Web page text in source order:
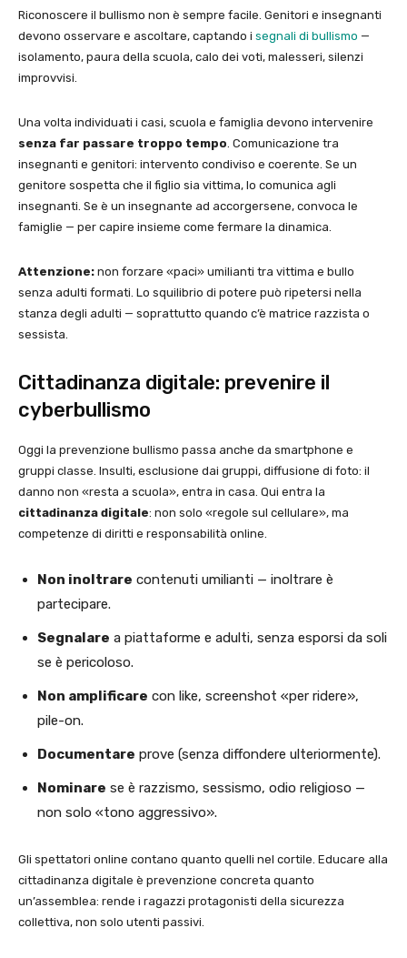
Riconoscere il bullismo non è sempre facile. Genitori e insegnanti
devono osservare e ascoltare, captando i segnali di bullismo —
isolamento, paura della scuola, calo dei voti, malesseri, silenzi
improvvisi.
Una volta individuati i casi, scuola e famiglia devono intervenire
senza far passare troppo tempo. Comunicazione tra
insegnanti e genitori: intervento condiviso e coerente. Se un
genitore sospetta che il figlio sia vittima, lo comunica agli
insegnanti. Se è un insegnante ad accorgersene, convoca le
famiglie — per capire insieme come fermare la dinamica.
Attenzione: non forzare «paci» umilianti tra vittima e bullo
senza adulti formati. Lo squilibrio di potere può ripetersi nella
stanza degli adulti — soprattutto quando c’è matrice razzista o
sessista.
Cittadinanza digitale: prevenire il
cyberbullismo
Oggi la prevenzione bullismo passa anche da smartphone e
gruppi classe. Insulti, esclusione dai gruppi, diffusione di foto: il
danno non «resta a scuola», entra in casa. Qui entra la
cittadinanza digitale: non solo «regole sul cellulare», ma
competenze di diritti e responsabilità online.
Non inoltrare contenuti umilianti — inoltrare è
partecipare.
Segnalare a piattaforme e adulti, senza esporsi da soli
se è pericoloso.
Non amplificare con like, screenshot «per ridere»,
pile-on.
Documentare prove (senza diffondere ulteriormente).
Nominare se è razzismo, sessismo, odio religioso —
non solo «tono aggressivo».
Gli spettatori online contano quanto quelli nel cortile. Educare alla
cittadinanza digitale è prevenzione concreta quanto
un’assemblea: rende i ragazzi protagonisti della sicurezza
collettiva, non solo utenti passivi.